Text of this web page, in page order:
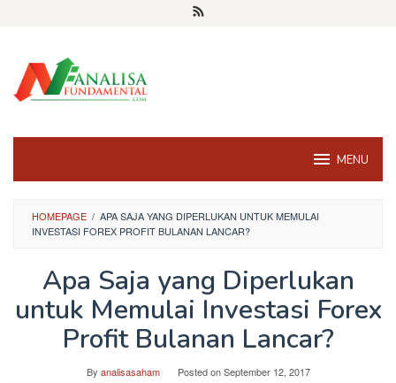
MENU
HOMEPAGE / APA SAJA YANG DIPERLUKAN UNTUK MEMULAI
INVESTASI FOREX PROFIT BULANAN LANCAR?
Apa Saja yang Diperlukan
untuk Memulai Investasi Forex
Profit Bulanan Lancar?
By analisasaham Posted onSeptember 12, 2017